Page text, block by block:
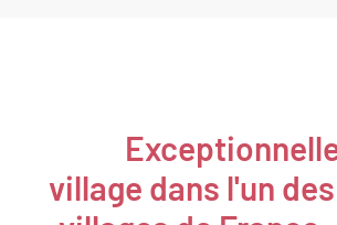
village dans l'un